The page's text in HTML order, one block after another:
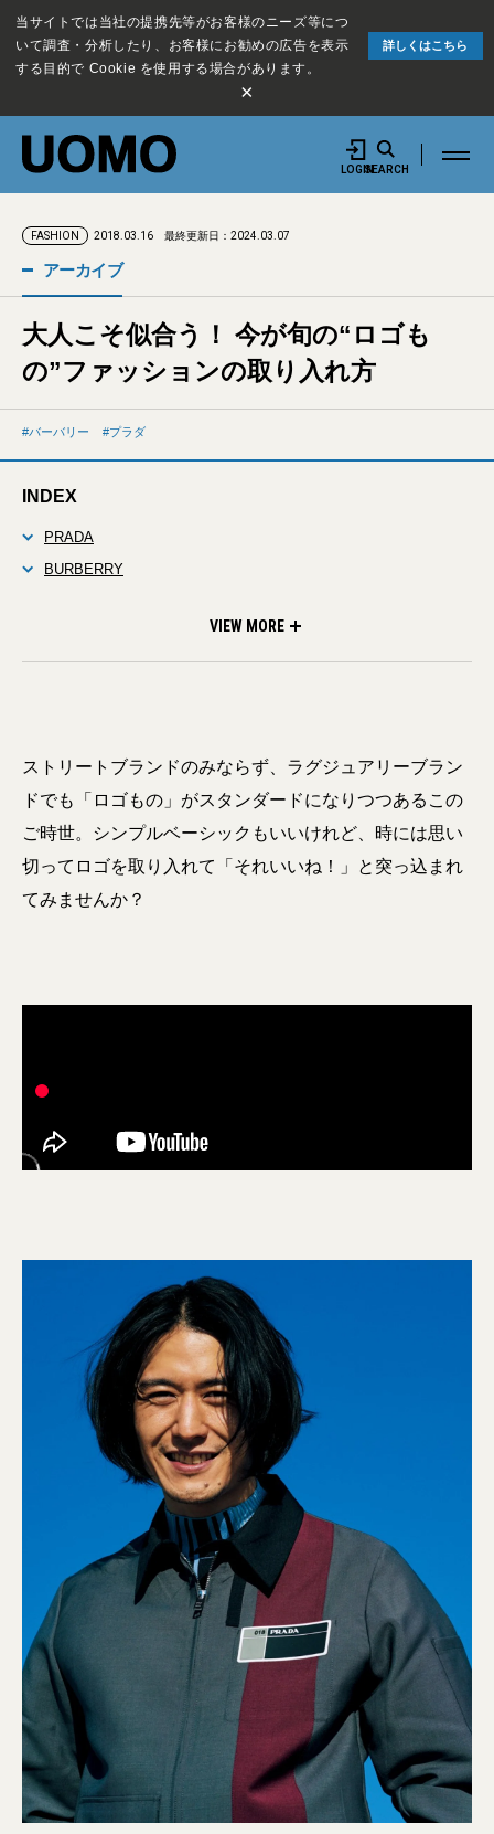
当サイトでは当社の提携先等がお客様のニーズ等につ
いて調査・分析したり、お客様にお勧めの広告を表示
する目的で Cookie を使用する場合があります。
詳しくはこちら
×
LOGINSEARCH
FASHION 2018.03.16 最終更新日：2024.03.07
アーカイブ
大人こそ似合う！ 今が旬の“ロゴも
の”ファッションの取り入れ方
バーバリー プラダ
INDEX
PRADA
BURBERRY
VIEW MORE
ストリートブランドのみならず、ラグジュアリーブラン
ドでも「ロゴもの」がスタンダードになりつつあるこの
ご時世。シンプルベーシックもいいけれど、時には思い
切ってロゴを取り入れて「それいいね！」と突っ込まれ
てみませんか？